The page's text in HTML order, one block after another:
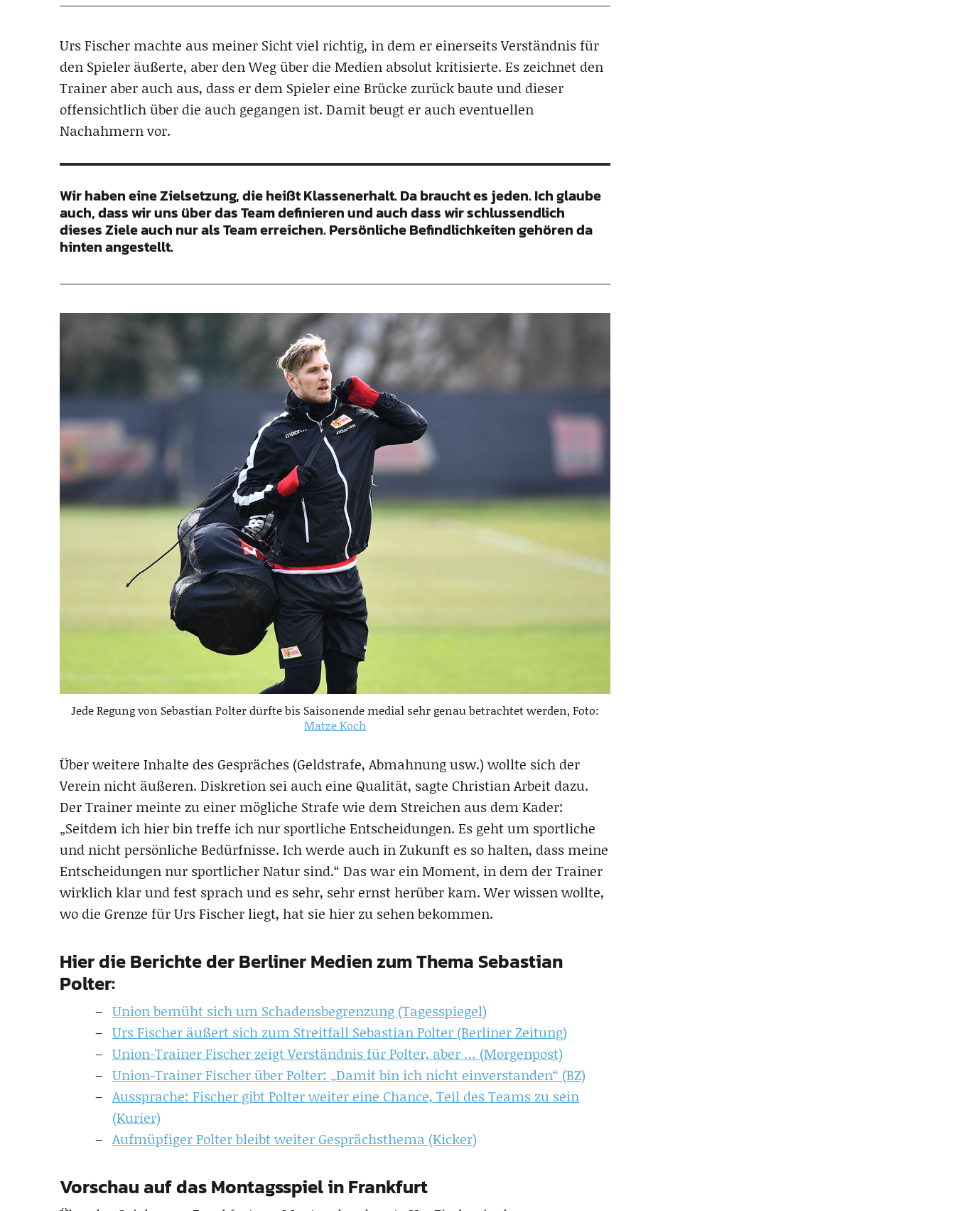
Urs Fischer machte aus meiner Sicht viel richtig, in dem er einerseits Verständnis für
den Spieler äußerte, aber den Weg über die Medien absolut kritisierte. Es zeichnet den
Trainer aber auch aus, dass er dem Spieler eine Brücke zurück baute und dieser
offensichtlich über die auch gegangen ist. Damit beugt er auch eventuellen
Nachahmern vor.
Wir haben eine Zielsetzung, die heißt Klassenerhalt. Da braucht es jeden. Ich glaube
auch, dass wir uns über das Team definieren und auch dass wir schlussendlich
dieses Ziele auch nur als Team erreichen. Persönliche Befindlichkeiten gehören da
hinten angestellt.
Jede Regung von Sebastian Polter dürfte bis Saisonende medial sehr genau betrachtet werden, Foto:
Matze Koch
Über weitere Inhalte des Gespräches (Geldstrafe, Abmahnung usw.) wollte sich der
Verein nicht äußeren. Diskretion sei auch eine Qualität, sagte Christian Arbeit dazu.
Der Trainer meinte zu einer mögliche Strafe wie dem Streichen aus dem Kader:
„Seitdem ich hier bin treffe ich nur sportliche Entscheidungen. Es geht um sportliche
und nicht persönliche Bedürfnisse. Ich werde auch in Zukunft es so halten, dass meine
Entscheidungen nur sportlicher Natur sind.“ Das war ein Moment, in dem der Trainer
wirklich klar und fest sprach und es sehr, sehr ernst herüber kam. Wer wissen wollte,
wo die Grenze für Urs Fischer liegt, hat sie hier zu sehen bekommen.
Hier die Berichte der Berliner Medien zum Thema Sebastian
Polter:
Union bemüht sich um Schadensbegrenzung (Tagesspiegel)
Urs Fischer äußert sich zum Streitfall Sebastian Polter (Berliner Zeitung)
Union-Trainer Fischer zeigt Verständnis für Polter, aber … (Morgenpost)
Union-Trainer Fischer über Polter: „Damit bin ich nicht einverstanden“ (BZ)
Aussprache: Fischer gibt Polter weiter eine Chance, Teil des Teams zu sein
(Kurier)
Aufmüpfiger Polter bleibt weiter Gesprächsthema (Kicker)
Vorschau auf das Montagsspiel in Frankfurt